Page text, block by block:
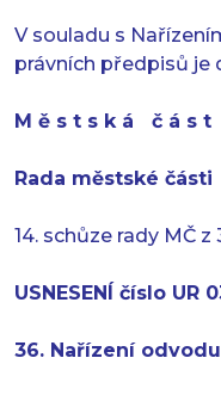
V souladu s
právních předpisů je
M ě s t s k á č á s
Rada městské části
14. schůze rady MČ z
USNESENÍ číslo UR
36. Nařízení